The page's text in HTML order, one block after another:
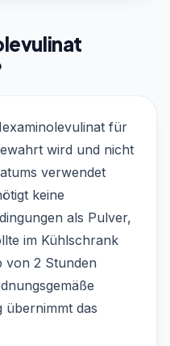
für
wird und nicht
verwendet
keine
als Pulver,
im Kühlschrank
von 2 Stunden
übernimmt das